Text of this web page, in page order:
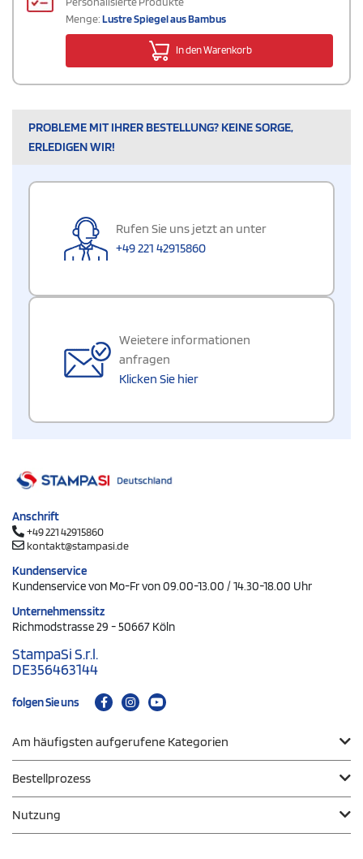
Menge:Lustre Spiegel aus Bambus
In den Warenkorb
PROBLEME MIT IHRER BESTELLUNG? KEINE SORGE,
ERLEDIGEN WIR!
Rufen Sie uns jetzt an unter
+49 221 42915860
Weietere informationen
anfragen
Klicken Sie hier
Anschrift
+49 221 42915860
kontakt@stampasi.de
Kundenservice
Kundenservice von Mo-Fr von 09.00-13.00 / 14.30-18.00 Uhr
Unternehmenssitz
Richmodstrasse 29 - 50667 Köln
StampaSi S.r.l.
DE356463144
folgen Sie uns
Am häufigsten aufgerufene Kategorien
Bestellprozess
Nutzung